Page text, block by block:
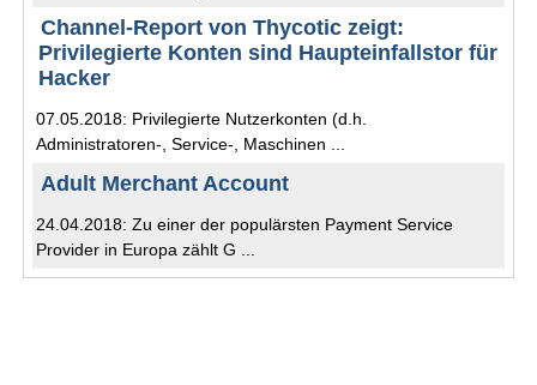
Channel-Report von Thycotic zeigt:
Privilegierte Konten sind Haupteinfallstor für
Hacker
07.05.2018: Privilegierte Nutzerkonten (d.h.
Administratoren-, Service-, Maschinen ...
Adult Merchant Account
24.04.2018: Zu einer der populärsten Payment Service
Provider in Europa zählt G ...